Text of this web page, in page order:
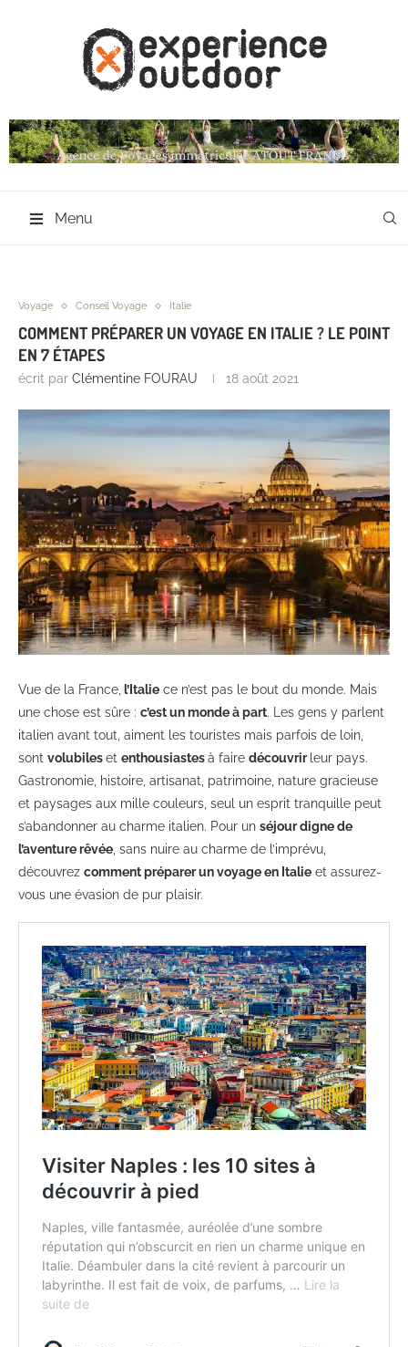
Menu
Voyage Conseil Voyage Italie
COMMENT PRÉPARER UN VOYAGE EN ITALIE ? LE POINT
EN 7 ÉTAPES
écrit par Clémentine FOURAU 18 août 2021
Vue de la France, l’Italie ce n’est pas le bout du monde. Mais
une chose est sûre : c’est un monde à part. Les gens y parlent
italien avant tout, aiment les touristes mais parfois de loin,
sont volubileset enthousiastesà faire découvrirleur pays.
Gastronomie, histoire, artisanat, patrimoine, nature gracieuse
et paysages aux mille couleurs, seul un esprit tranquille peut
s’abandonner au charme italien. Pour un séjour digne de
l’aventure rêvée, sans nuire au charme de l’imprévu,
découvrez comment préparer un voyage en Italie et assurez-
vous une évasion de pur plaisir.